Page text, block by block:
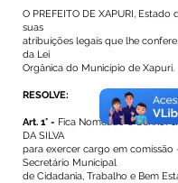
O PREFEITO DE XAPURI,
suas
atribuições legais que lhe confere
da Lei
Orgânica do Município de Xapuri.
RESOLVE:
Art. 1° - Fica Nomeado o Senhor
DA SILVA
para exercer cargo em comissão
Secretário Municipal
de Cidadania, Trabalho e Bem